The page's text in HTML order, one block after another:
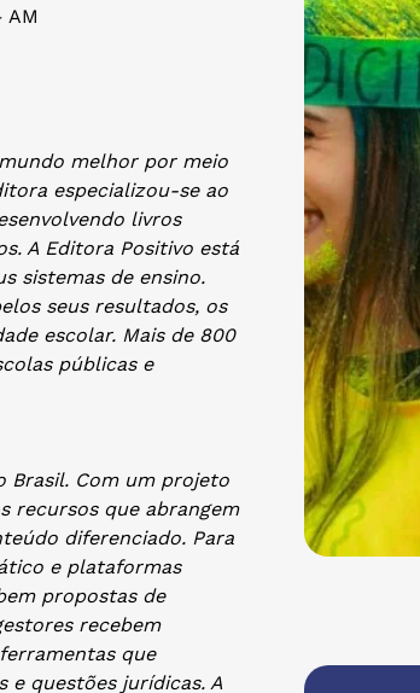
AM
melhor por meio
especializou-se ao
livros
A Editora Positivo está
sistemas de ensino.
seus resultados, os
escolar. Mais de 800
públicas e
Brasil. Com um projeto
recursos que abrangem
diferenciado. Para
e plataformas
propostas de
recebem
que
e questões jurídicas. A